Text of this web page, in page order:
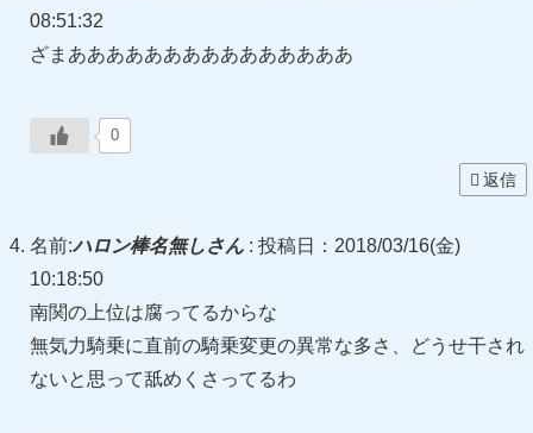
08:51:32
ざまあああああああああああああああ
0
返信
名前:ハロン棒名無しさん : 投稿日：2018/03/16(金)
10:18:50
南関の上位は腐ってるからな
無気力騎乗に直前の騎乗変更の異常な多さ、どうせ干され
ないと思って舐めくさってるわ